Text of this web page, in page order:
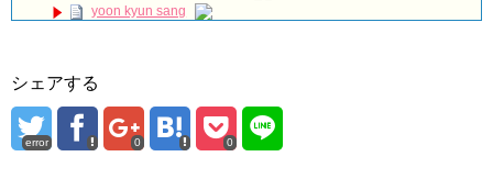
「耳打ち（原題）」イ・サンユンver.
ソン・ヘギョ – ソンヘギョ キスまとめ
ハン・ヘジン 한혜진 – Still We (여전히 우리는)
한가인 –
「ライフ・ オン・ マーズ」2019年11月2日TSUTAYAにて先行
yoon kyun sang
九尾狐外伝 メイキング03 ハン・イェスル
チョ・ヒョンジェ 조현재 九尾狐外伝 制作発表会
キム・テヒの弟イ・ワン♥イ・ボミ、今日（28日）結婚……
「まず熱く掃除せよ」女優キム・ユジョン、「健康がとても回
シェアする
error 0 0